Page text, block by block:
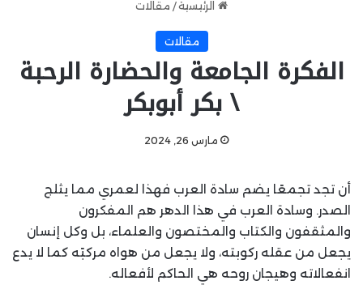
الرئيسية/ مقالات
مقالات
الفكرة الجامعة والحضارة الرحبة
\ بكر أبوبكر
مارس 26, 2024
أن تجد تجمعًا يضم سادة العرب فهذا لعمري مما يثلج
الصدر. وسادة العرب في هذا الدهر هم المفكرون
والمثقفون والكتاب والمختصون والعلماء، بل وكل إنسان
يجعل من عقله ركوبته، ولا يجعل من هواه مركبًه كما لا يدع
انفعالاته وهيجان روحه هي الحاكم لأفعاله.